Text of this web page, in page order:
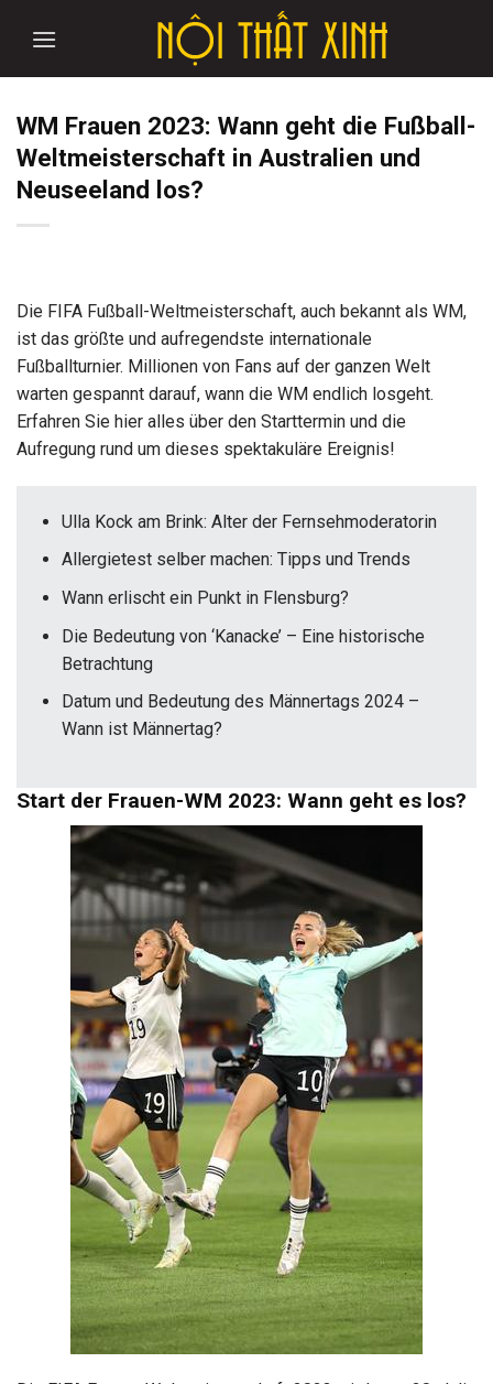
WM Frauen 2023: Wann geht die Fußball-
Weltmeisterschaft in Australien und
Neuseeland los?
Die FIFA Fußball-Weltmeisterschaft, auch bekannt als WM,
ist das größte und aufregendste internationale
Fußballturnier. Millionen von Fans auf der ganzen Welt
warten gespannt darauf, wann die WM endlich losgeht.
Erfahren Sie hier alles über den Starttermin und die
Aufregung rund um dieses spektakuläre Ereignis!
Ulla Kock am Brink: Alter der Fernsehmoderatorin
Allergietest selber machen: Tipps und Trends
Wann erlischt ein Punkt in Flensburg?
Die Bedeutung von ‘Kanacke’ – Eine historische
Betrachtung
Datum und Bedeutung des Männertags 2024 –
Wann ist Männertag?
Start der Frauen-WM 2023: Wann geht es los?